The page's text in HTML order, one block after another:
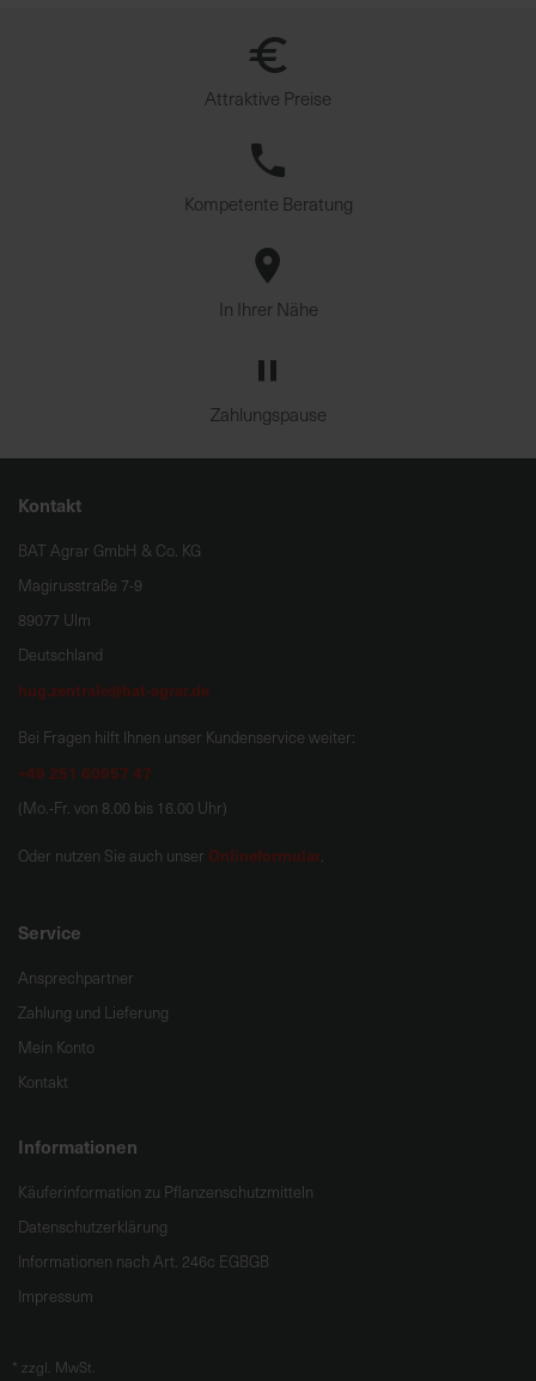
Attraktive Preise
Kompetente Beratung
In Ihrer Nähe
Zahlungspause
Kontakt
BAT Agrar GmbH & Co. KG
Magirusstraße 7-9
89077 Ulm
Deutschland
hug.zentrale@bat-agrar.de
Bei Fragen hilft Ihnen unser Kundenservice weiter:
+49 251 60957 47
(Mo.-Fr. von 8.00 bis 16.00 Uhr)
Oder nutzen Sie auch unser Onlineformular.
Service
Ansprechpartner
Zahlung und Lieferung
Mein Konto
Kontakt
Informationen
Käuferinformation zu Pflanzenschutzmitteln
Datenschutzerklärung
Informationen nach Art. 246c EGBGB
Impressum
* zzgl. MwSt.